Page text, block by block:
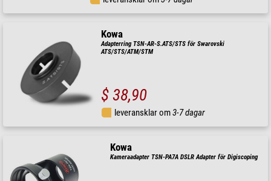
Kowa
Adapterring TSN-AR-S.ATS/STS för Swarovski
ATS/STS/ATM/STM
$ 38,90
leveransklar om3-7 dagar
Kowa
Kameraadapter TSN-PA7A DSLR Adapter för Digiscoping